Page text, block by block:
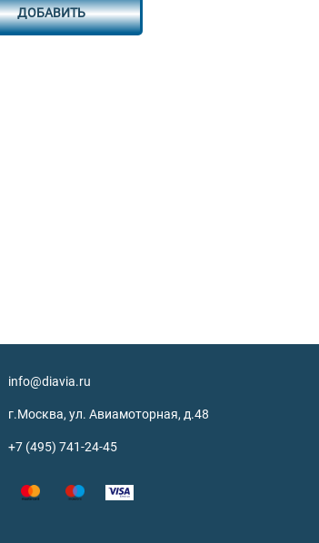
ДОБАВИТЬ
info@diavia.ru
г.Москва, ул. Авиамоторная, д.48
+7 (495) 741-24-45